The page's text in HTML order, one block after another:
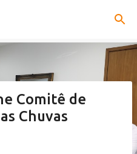
principal
Comitê de
Chuvas